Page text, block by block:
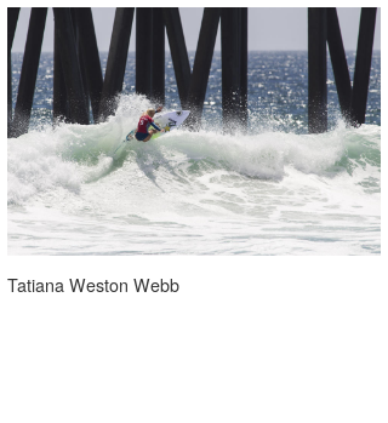
Tatiana Weston Webb
Mr.K
chappy
Romisea